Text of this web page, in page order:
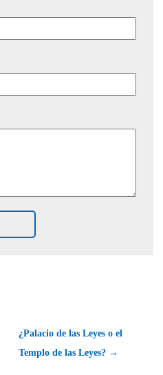
¿Palacio de las Leyes o el
Templo de las Leyes? →